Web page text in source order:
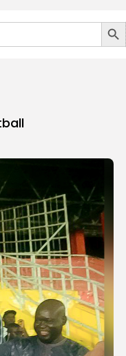
Button